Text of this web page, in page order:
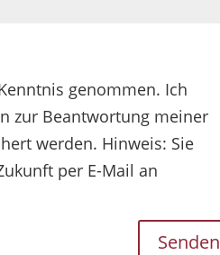
genommen. Ich
zur Beantwortung meiner
werden. Hinweis: Sie
per E-Mail an
Senden